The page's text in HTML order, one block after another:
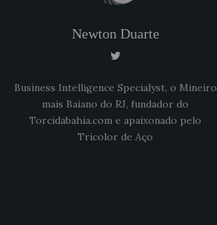
Newton Duarte
Business Intelligence Specialyst, o Mineiro
mais Baiano do RJ, fundador do
Torcidabahia.com e apaixonado pelo
Tricolor de Aço